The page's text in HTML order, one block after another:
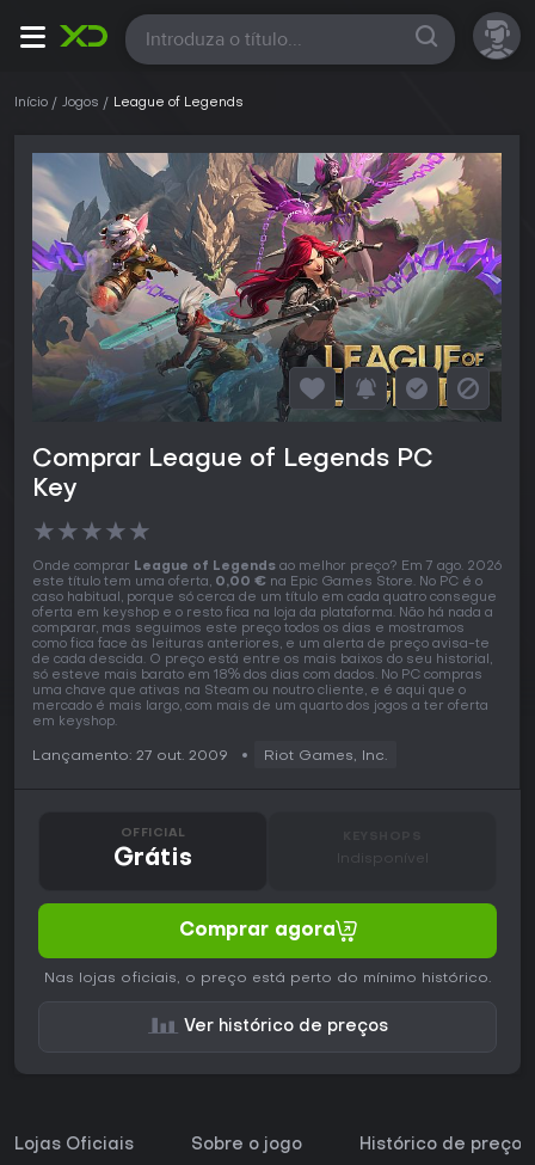
Todas
Início Jogos League of Legends
Comprar League of Legends PC
Key
★★★★★
Onde comprar League of Legends ao melhor preço? Em 7 ago. 2026
este título tem uma oferta, 0,00 € na Epic Games Store. No PC é o
caso habitual, porque só cerca de um título em cada quatro consegue
oferta em keyshop e o resto fica na loja da plataforma. Não há nada a
comparar, mas seguimos este preço todos os dias e mostramos
como fica face às leituras anteriores, e um alerta de preço avisa-te
de cada descida. O preço está entre os mais baixos do seu historial,
só esteve mais barato em 18% dos dias com dados. No PC compras
uma chave que ativas na Steam ou noutro cliente, e é aqui que o
mercado é mais largo, com mais de um quarto dos jogos a ter oferta
em keyshop.
Lançamento: 27 out. 2009 Riot Games, Inc.
OFFICIAL
Grátis Indisponível
Comprar agora
Nas lojas oficiais, o preço está perto do mínimo histórico.
Ver histórico de preços
Lojas Oficiais Sobre o jogo Histórico de preços